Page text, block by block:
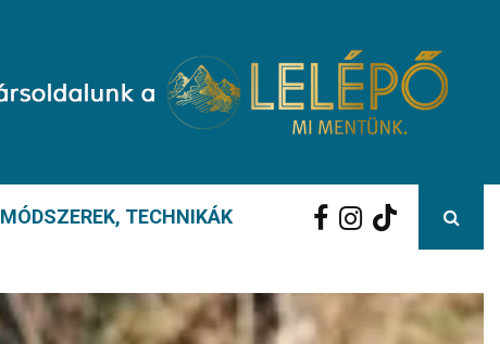
MÓDSZEREK, TECHNIKÁK